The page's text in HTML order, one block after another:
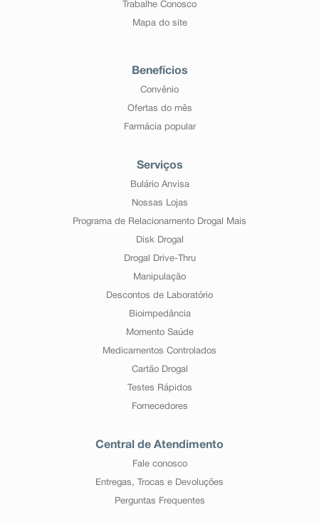
Trabalhe Conosco
Mapa do site
Benefícios
Convênio
Ofertas do mês
Farmácia popular
Serviços
Bulário Anvisa
Nossas Lojas
Programa de Relacionamento Drogal Mais
Disk Drogal
Drogal Drive-Thru
Manipulação
Descontos de Laboratório
Bioimpedância
Momento Saúde
Medicamentos Controlados
Cartão Drogal
Testes Rápidos
Fornecedores
Central de Atendimento
Fale conosco
Entregas, Trocas e Devoluções
Perguntas Frequentes